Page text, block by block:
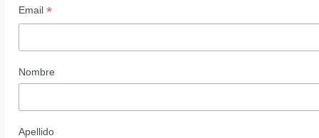
Email *
Nombre
Apellido